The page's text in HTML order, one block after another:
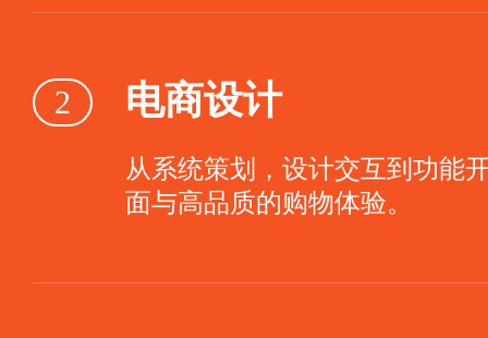
2 电商设计
从系统策划，设计交互到功能
面与高品质的购物体验。